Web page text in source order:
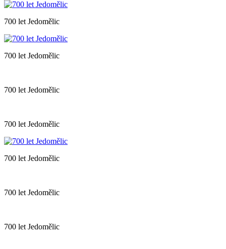
700 let Jedomělic
700 let Jedomělic
700 let Jedomělic
700 let Jedomělic
700 let Jedomělic
700 let Jedomělic
700 let Jedomělic